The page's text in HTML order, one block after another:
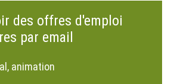
des offres d'emploi
par email
animation